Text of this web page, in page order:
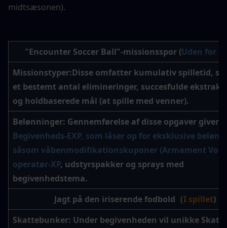
midtsæsonen).
"Encounter Soccer Ball"-missionsspor (Uden for
Missionstyper:Disse omfatter kumulativ spilletid,
et bestemt antal elimineringer, succesfulde
og holdbaserede mål (at spille med venner).
Belønninger
Begivenheds-EXP, som låser op for eksklusive
såsom våbenmodifikationskuponer (Armament
operatør-XP, udstyrspakker og sprays med
begivenhedstema.
Jagt på den iriserende fodbold（I spillet)
Skattebunker: Under begivenheden vil unikke